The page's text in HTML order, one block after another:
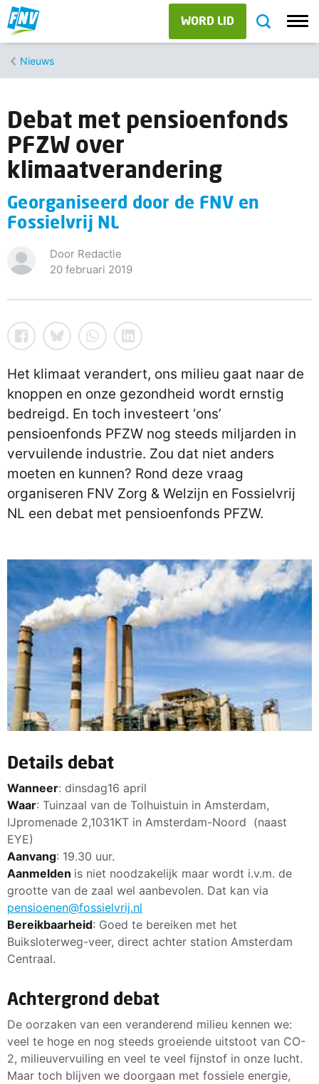
WORD LID
Nieuws
Debat met pensioenfonds
PFZW over
klimaatverandering
Georganiseerd door de FNV en
Fossielvrij NL
Door Redactie
20 februari 2019
Het klimaat verandert, ons milieu gaat naar de
knoppen en onze gezondheid wordt ernstig
bedreigd. En toch investeert ‘ons’
pensioenfonds PFZW nog steeds miljarden in
vervuilende industrie. Zou dat niet anders
moeten en kunnen? Rond deze vraag
organiseren FNV Zorg & Welzijn en Fossielvrij
NL een debat met pensioenfonds PFZW.
Details debat
Wanneer: dinsdag16 april
Waar: Tuinzaal van de Tolhuistuin in Amsterdam,
IJpromenade 2,1031KT in Amsterdam-Noord (naast
EYE)
Aanvang: 19.30 uur.
Aanmelden is niet noodzakelijk maar wordt i.v.m. de
grootte van de zaal wel aanbevolen. Dat kan via
pensioenen@fossielvrij.nl
Bereikbaarheid: Goed te bereiken met het
Buiksloterweg-veer, direct achter station Amsterdam
Centraal.
Achtergrond debat
De oorzaken van een veranderend milieu kennen we:
veel te hoge en nog steeds groeiende uitstoot van CO-
2, milieuvervuiling en veel te veel fijnstof in onze lucht.
Maar toch blijven we doorgaan met fossiele energie,